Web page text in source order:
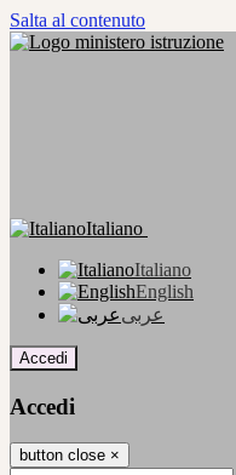
Salta al contenuto
Italiano
Italiano
English
عربى
Accedi
Accedi
button close ×